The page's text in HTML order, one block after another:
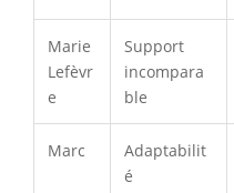
Marie
Lefèvr
e
Support
incompara
ble
Marc
Adaptabilit
é